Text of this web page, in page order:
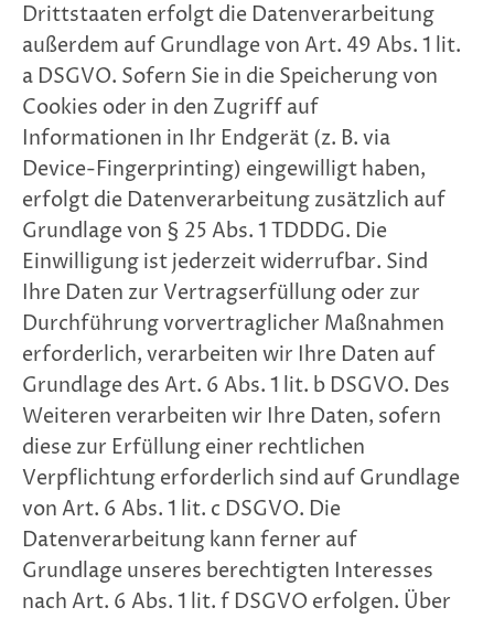
Drittstaaten erfolgt die Datenverarbeitung
außerdem auf Grundlage von Art. 49 Abs. 1 lit.
a DSGVO. Sofern Sie in die Speicherung von
Cookies oder in den Zugriff auf
Informationen in Ihr Endgerät (z. B. via
Device-Fingerprinting) eingewilligt haben,
erfolgt die Datenverarbeitung zusätzlich auf
Grundlage von § 25 Abs. 1 TDDDG. Die
Einwilligung ist jederzeit widerrufbar. Sind
Ihre Daten zur Vertragserfüllung oder zur
Durchführung vorvertraglicher Maßnahmen
erforderlich, verarbeiten wir Ihre Daten auf
Grundlage des Art. 6 Abs. 1 lit. b DSGVO. Des
Weiteren verarbeiten wir Ihre Daten, sofern
diese zur Erfüllung einer rechtlichen
Verpflichtung erforderlich sind auf Grundlage
von Art. 6 Abs. 1 lit. c DSGVO. Die
Datenverarbeitung kann ferner auf
Grundlage unseres berechtigten Interesses
nach Art. 6 Abs. 1 lit. f DSGVO erfolgen. Über